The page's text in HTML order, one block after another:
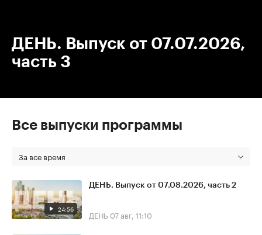
ДЕНЬ. Выпуск от 07.07.2026,
часть 3
Все выпуски программы
За все время
24:56
ДЕНЬ. Выпуск от 07.08.2026, часть 2
ДЕНЬ 07 авг, 11:10